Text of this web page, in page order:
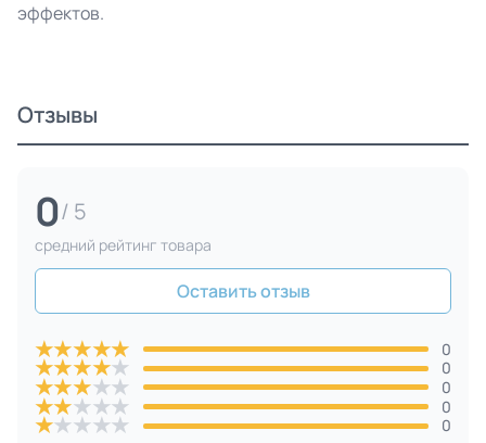
эффектов.
Отзывы
0/ 5
средний рейтинг товара
Оставить отзыв
★★★★★ 0
★★★★★ 0
★★★★★ 0
★★★★★ 0
★★★★★ 0